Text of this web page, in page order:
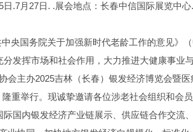
日.7月27日. .展会地点：长春中信国际展览中心.
央国务院关于加强新时代老龄工作的意见》
发挥市场和社会作用，大力推进大健康事业
会主办2025吉林（长春）银发经济博览会暨
重举行。现诚挚邀请各位涉老社会组织和会
国内银发经济产业链展示、供应链合作交流